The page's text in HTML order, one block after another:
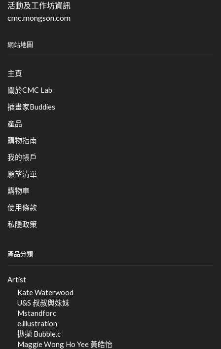
活動及工作坊資訊
cmc.mongson.com
網站地圖
主頁
關於CMC Lab
插畫家Buddies
產品
購物指南
我的帳戶
願望清單
購物車
使用條款
私隱政策
產品分類
Artist
Kate Waterwood
U&S 叔叔與妹妹
Mstandforc
e.illustration
拋拋 Bubble.c
Maggie Wong Ho Yee 黃皓怡